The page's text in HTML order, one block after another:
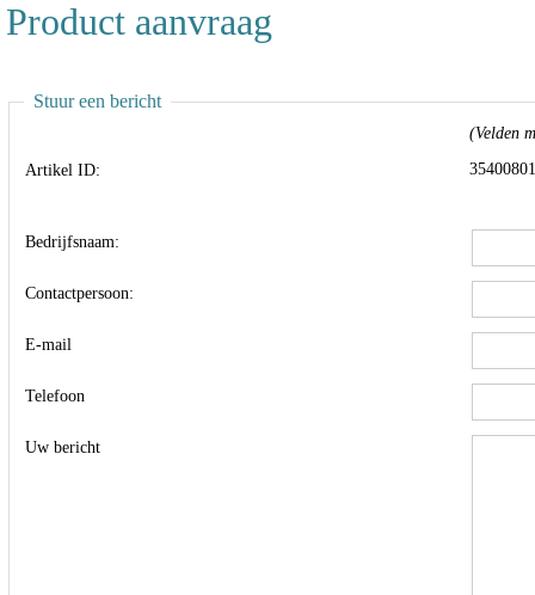
Product aanvraag
Stuur een bericht
(Velden
Artikel ID:
35400801
Bedrijfsnaam:
Contactpersoon:
E-mail
Telefoon
Uw bericht